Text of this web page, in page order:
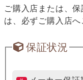
ご購入店または、
は、必ずご購入店へ
保証状況